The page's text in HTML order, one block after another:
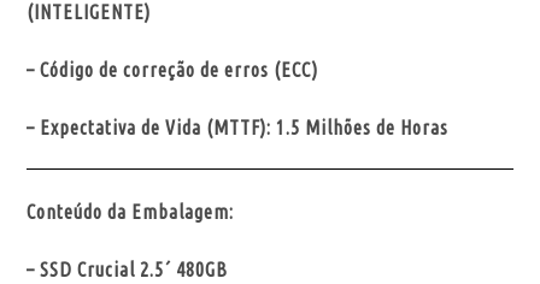
(INTELIGENTE)
– Código de correção de erros (ECC)
– Expectativa de Vida (MTTF): 1.5 Milhões de Horas
Conteúdo da Embalagem:
– SSD Crucial 2.5´ 480GB